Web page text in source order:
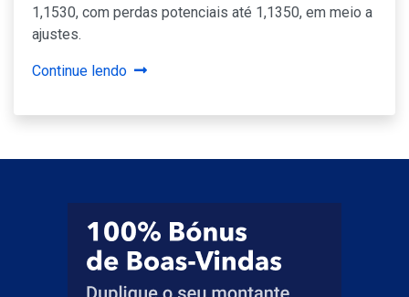
1,1530, com perdas potenciais até 1,1350, em meio a
ajustes.
Continue lendo